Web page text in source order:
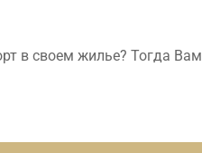
в своем жилье? Тогда